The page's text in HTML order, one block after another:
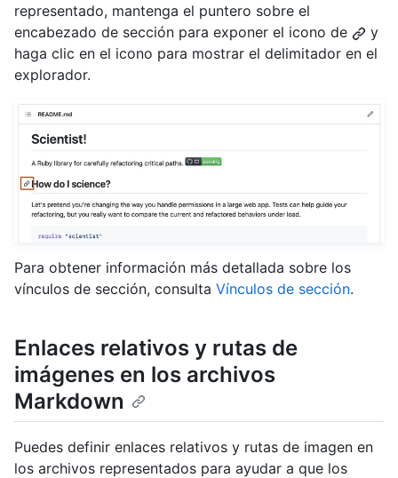
representado, mantenga el puntero sobre el
encabezado de sección para exponer el icono de
y
haga clic en el icono para mostrar el delimitador en el
explorador.
Para obtener información más detallada sobre los
vínculos de sección, consulta Vínculos de sección.
Enlaces relativos y rutas de
imágenes en los archivos
Markdown
Puedes definir enlaces relativos y rutas de imagen en
los archivos representados para ayudar a que los